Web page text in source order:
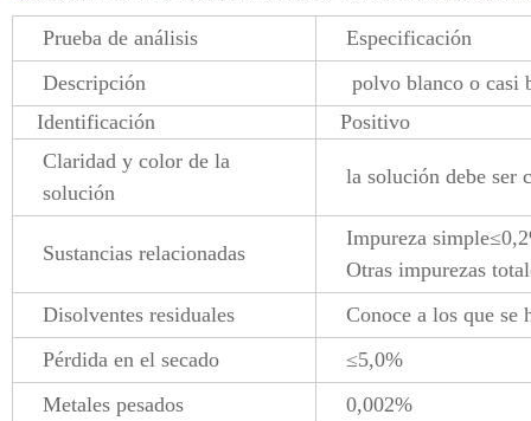
Prueba de análisis
Especificación
Descripción
polvo blanco o casi
Identificación
Positivo
Claridad y color de la
solución
la solución debe ser
Sustancias relacionadas
Impureza
Otras impurezas
Disolventes residuales
Conoce a los que se
Pérdida en el secado
≤5,0%
Metales pesados
0,002%